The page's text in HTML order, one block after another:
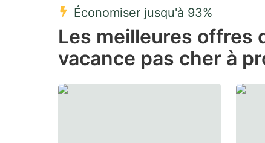
Press
the
question
Économiser jusqu'à 93%
Les meilleures offres
vacance pas cher à